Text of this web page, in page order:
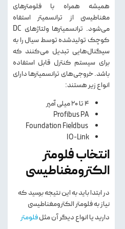
همیشه همراه با فلومترهای
مغناطیسی از ترانسمیتر استفاه
می‌شود. ترانسمیترها ولتاژهای DC
کوچک تولید‌شده توسط سیال را به
سیگنال‌هایی تبدیل می‌کنند که
برای سیستم کنترل قابل استفاده
باشد. خروجی‌های ترانسمیترها دارای
انواع زیر هستند:
۴ تا ۲۰ میلی آمپر
Profibus PA
IO-Link
انتخاب فلومتر
الکترومغناطیسی
در ابتدا باید به این نتیجه برسید که
نیاز به فلومتر الکترومغناطیسی
دارید یا انواع دیگر آن مثلفلومتر